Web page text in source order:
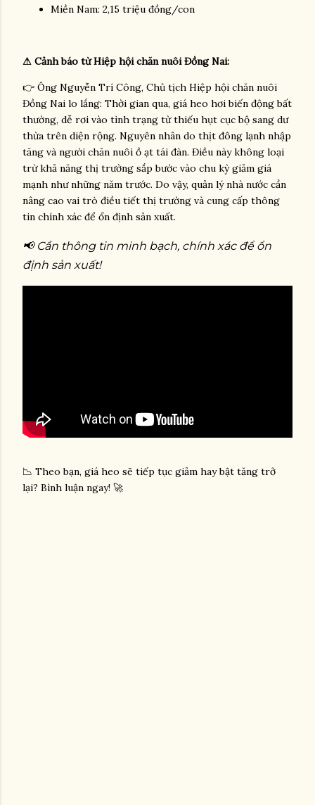
Miền Nam: 2,15 triệu đồng/con
⚠ Cảnh báo từ Hiệp hội chăn nuôi Đồng Nai:
👉 Ông Nguyễn Trí Công, Chủ tịch Hiệp hội chăn nuôi
Đồng Nai lo lắng: Thời gian qua, giá heo hơi biến động bất
thường, dễ rơi vào tình trạng từ thiếu hụt cục bộ sang dư
thừa trên diện rộng. Nguyên nhân do thịt đông lạnh nhập
tăng và người chăn nuôi ồ ạt tái đàn. Điều này không loại
trừ khả năng thị trường sắp bước vào chu kỳ giảm giá
mạnh như những năm trước. Do vậy, quản lý nhà nước cần
nâng cao vai trò điều tiết thị trường và cung cấp thông
tin chính xác để ổn định sản xuất.
📢 Cần thông tin minh bạch, chính xác để ổn
định sản xuất!
📉 Theo bạn, giá heo sẽ tiếp tục giảm hay bật tăng trở
lại? Bình luận ngay! 🚀